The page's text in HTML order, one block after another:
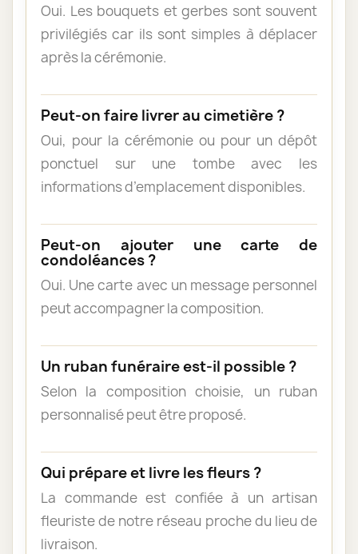
Oui. Les bouquets et gerbes sont souvent
privilégiés car ils sont simples à déplacer
après la cérémonie.
Peut-on faire livrer au cimetière ?
Oui, pour la cérémonie ou pour un dépôt
ponctuel sur une tombe avec les
informations d’emplacement disponibles.
Peut-on ajouter une carte de
condoléances ?
Oui. Une carte avec un message personnel
peut accompagner la composition.
Un ruban funéraire est-il possible ?
Selon la composition choisie, un ruban
personnalisé peut être proposé.
Qui prépare et livre les fleurs ?
La commande est confiée à un artisan
fleuriste de notre réseau proche du lieu de
livraison.